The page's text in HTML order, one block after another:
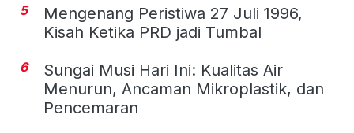
5
Mengenang Peristiwa 27 Juli 1996,
Kisah Ketika PRD jadi Tumbal
6
Sungai Musi Hari Ini: Kualitas Air
Menurun, Ancaman Mikroplastik, dan
Pencemaran